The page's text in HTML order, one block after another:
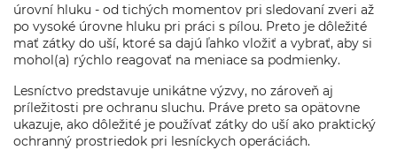
úrovní hluku - od tichých momentov pri sledovaní zveri až
po vysoké úrovne hluku pri práci s pílou. Preto je dôležité
mať zátky do uší, ktoré sa dajú ľahko vložiť a vybrať, aby si
mohol(a) rýchlo reagovať na meniace sa podmienky.
Lesníctvo predstavuje unikátne výzvy, no zároveň aj
príležitosti pre ochranu sluchu. Práve preto sa opätovne
ukazuje, ako dôležité je používať zátky do uší ako praktický
ochranný prostriedok pri lesníckych operáciách.